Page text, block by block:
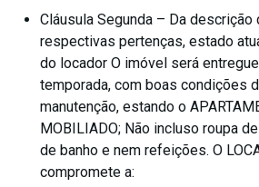
Cláusula Segunda – Da descrição
respectivas pertenças, estado
do locador O imóvel será
temporada, com boas condições
manutenção, estando o
MOBILIADO; Não incluso roupa
de banho e nem refeições. O
compromete a: